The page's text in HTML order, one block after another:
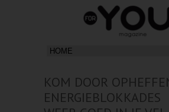
KOM DOOR
ENERGIEBLOKKADES